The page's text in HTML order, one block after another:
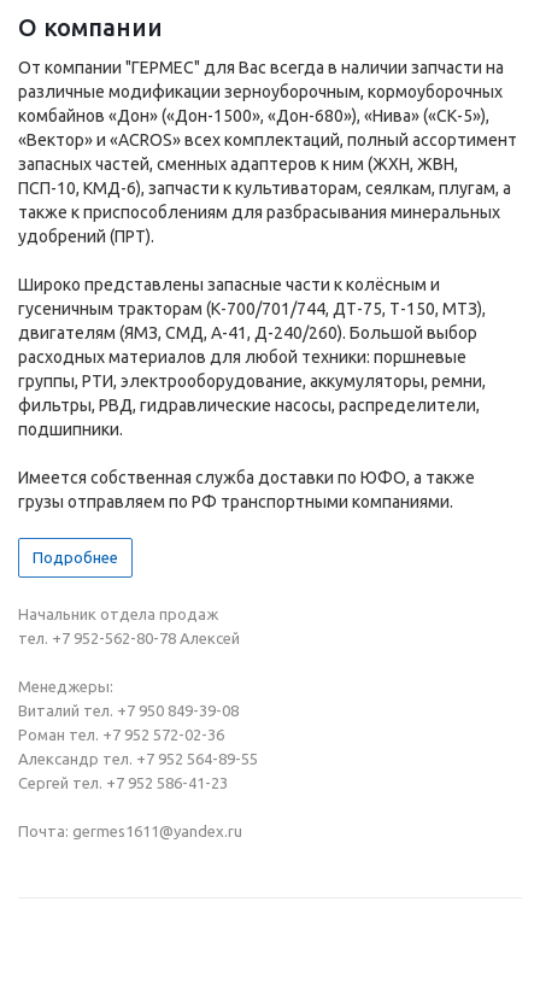
О компании
От компании "ГЕРМЕС" для Вас всегда в наличии запчасти на
различные модификации зерноуборочным, кормоуборочных
комбайнов «Дон» («Дон-1500», «Дон-680»), «Нива» («СК-5»),
«Вектор» и «ACROS» всех комплектаций, полный ассортимент
запасных частей, сменных адаптеров к ним (ЖХН, ЖВН,
ПСП-10, КМД-6), запчасти к культиваторам, сеялкам, плугам, а
также к приспособлениям для разбрасывания минеральных
удобрений (ПРТ).
Широко представлены запасные части к колёсным и
гусеничным тракторам (К-700/701/744, ДТ-75, Т-150, МТЗ),
двигателям (ЯМЗ, СМД, А-41, Д-240/260). Большой выбор
расходных материалов для любой техники: поршневые
группы, РТИ, электрооборудование, аккумуляторы, ремни,
фильтры, РВД, гидравлические насосы, распределители,
подшипники.
Имеется собственная служба доставки по ЮФО, а также
грузы отправляем по РФ транспортными компаниями.
Подробнее
Начальник отдела продаж
тел. +7 952-562-80-78 Алексей
Менеджеры:
Виталий тел. +7 950 849-39-08
Роман тел. +7 952 572-02-36
Александр тел. +7 952 564-89-55
Сергей тел. +7 952 586-41-23
Почта: germes1611@yandex.ru